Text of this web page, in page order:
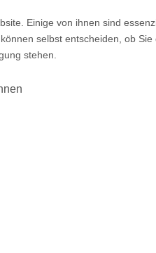
Einige von ihnen sind
selbst entscheiden, ob
stehen.